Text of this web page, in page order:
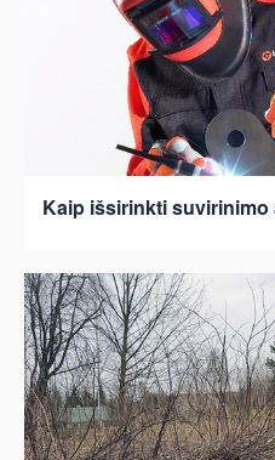
Kaip išsirinkti suvirinimo